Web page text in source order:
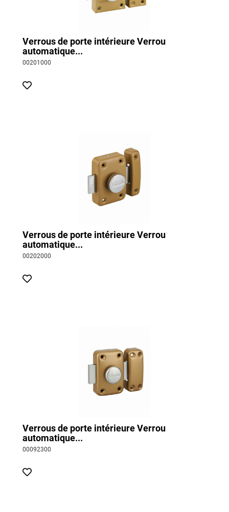
Verrous de porte intérieure Verrou
automatique...
00201000
Verrous de porte intérieure Verrou
automatique...
00202000
Verrous de porte intérieure Verrou
automatique...
00092300